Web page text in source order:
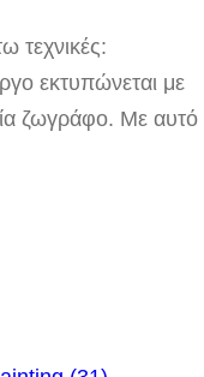
τεχνικές:
εκτυπώνεται με
ζωγράφο. Με αυτό